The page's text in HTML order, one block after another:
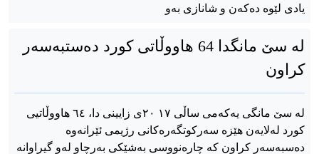
یادی لێوه‌ ده‌که‌ن و شانازی به‌و
لە سێ مانگدا 64 هاووڵاتی کورد دەستبەسەر
کراون
لە سێ مانگی یەکەمی ساڵی ٢٠ ١٧ی زایینی دا، ٦٤ هاووڵاتیی
کورد لەلایەن هێزە سەرکوتگەرەکانی رژیمی ئێرانەوە
دەسبەسەر کراون کە چارەنووسی بەشێکی بەرچاو لەو گیراوانە